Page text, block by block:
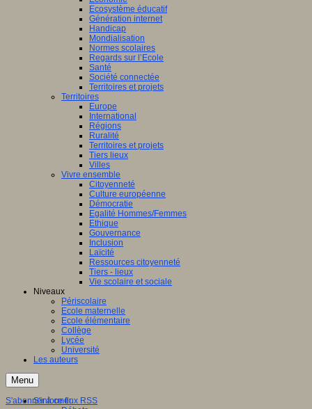
Ecosystème éducatif
Génération internet
Handicap
Mondialisation
Normes scolaires
Regards sur l’Ecole
Santé
Société connectée
Territoires et projets
Territoires
Europe
International
Régions
Ruralité
Territoires et projets
Tiers lieux
Villes
Vivre ensemble
Citoyenneté
Culture européenne
Démocratie
Egalité Hommes/Femmes
Ethique
Gouvernance
Inclusion
Laïcité
Ressources citoyenneté
Tiers - lieux
Vie scolaire et sociale
Niveaux
Périscolaire
Ecole maternelle
Ecole élémentaire
Collège
Lycée
Université
Les auteurs
Menu
S'informer
S'abonner à ce flux RSS